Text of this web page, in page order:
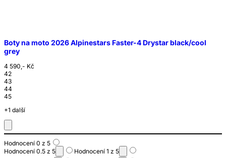
Boty na moto 2026 Alpinestars Faster-4 Drystar black/cool
grey
4 590,- Kč
42
43
44
45
+1 další
Hodnocení 0 z 5
Hodnocení 0.5 z 5
Hodnocení 1 z 5